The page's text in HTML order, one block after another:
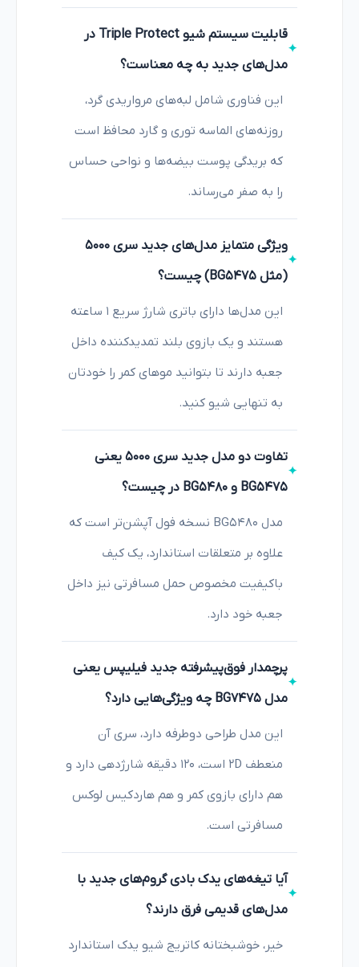
قابلیت سیستم شیو Triple Protect در
مدل‌های جدید به چه معناست؟
این فناوری شامل لبه‌های مرواریدی گرد،
روزنه‌های الماسه توری و گارد محافظ است
که بریدگی پوست بیضه‌ها و نواحی حساس
را به صفر می‌رساند.
ویژگی متمایز مدل‌های جدید سری ۵۰۰۰
(مثل BG5475) چیست؟
این مدل‌ها دارای باتری شارژ سریع ۱ ساعته
هستند و یک بازوی بلند تمدیدکننده داخل
جعبه دارند تا بتوانید موهای کمر را خودتان
به تنهایی شیو کنید.
تفاوت دو مدل جدید سری ۵۰۰۰ یعنی
BG5475 و BG5480 در چیست؟
مدل BG5480 نسخه فول آپشن‌تر است که
علاوه بر متعلقات استاندارد، یک کیف
باکیفیت مخصوص حمل مسافرتی نیز داخل
جعبه خود دارد.
پرچمدار فوق‌پیشرفته جدید فیلیپس یعنی
مدل BG7475 چه ویژگی‌هایی دارد؟
این مدل طراحی دوطرفه دارد، سری آن
منعطف 2D است، ۱۲۰ دقیقه شارژدهی دارد و
هم دارای بازوی کمر و هم هاردکیس لوکس
مسافرتی است.
آیا تیغه‌های یدک بادی گروم‌های جدید با
مدل‌های قدیمی فرق دارند؟
خیر، خوشبختانه کاتریج شیو یدک استاندارد